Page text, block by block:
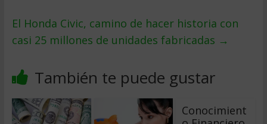
El Honda Civic, camino de hacer historia con
casi 25 millones de unidades fabricadas →
También te puede gustar
Conocimient